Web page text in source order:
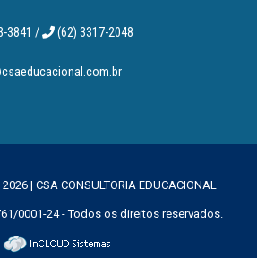
3841 /
(62) 3317-2048
| CSA CONSULTORIA EDUCACIONAL
0001-24 - Todos os direitos reservados.